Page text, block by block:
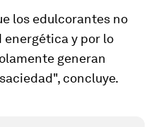
los edulcorantes no
energética y por lo
generan
concluye.